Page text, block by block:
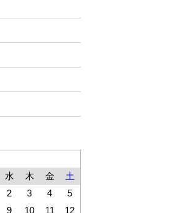
水 木 金
土
2 3 4
5
9 10 11 12